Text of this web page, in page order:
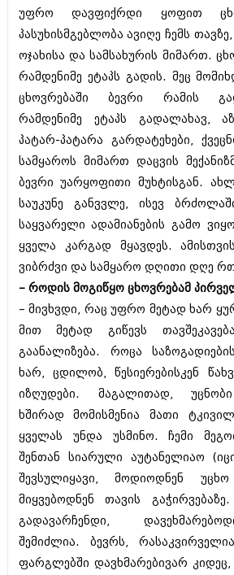
კრიმინალი
რომანი და დეტექტივი
სახალისო ამბები
შოუბიზნესი
დაიჯესტი
ქალი და მამაკაცი
ისტორია
სხვადასხვა
ანონსი
არქივი
აგვისტო 2018 (162)
ივლისი 2018 (223)
ივნისი 2018 (244)
მაისი 2018 (211)
აპრილი 2018 (194)
მარტი 2018 (256)
თებერვალი 2018 (208)
იანვარი 2018 (215)
დეკემბერი 2017 (243)
ოქტომბერი 2017 (231)
სექტემბერი 2017 (261)
აგვისტო 2017 (212)
ივლისი 2017 (233)
ივნისი 2017 (265)
მაისი 2017 (216)
შოუბიზნესი
დაიჯესტი
ქალი და მამაკაცი
ისტორია
სხვადასხვა
ანონსი
არქივი
ნოემბერი 2020 (103)
ოქტომბერი 2020 (209)
სექტემბერი 2020 (204)
აგვისტო 2020 (249)
ივლისი 2020 (204)
ივნისი 2020 (249)
არქივის ზომის ნახვა
უფრო დავფიქრდი ყოფით
პასუხისმგებლობა ავიღე ჩემს
ოჯახისა და სამსახურის მიმართ.
რამდენიმე ეტაპს გადის. მეც
ცხოვრებაში ბევრი რამის
რამდენიმე ეტაპს გადალახავ,
პატარ-პატარა გარდატეხები,
სამყაროს მიმართ დაცვის
ბევრი უარყოფითი მუხტისგან.
საუკუნე განვვლე, ისევ
საყვარელი ადამიანების გამო
ყველა კარგად მყავდეს.
ვიბრძვი და სამყარო დღითი დღე
– როდის მოგიწყო ცხოვრებამ
– მივხვდი, რაც უფრო მეტად ხარ
მით მეტად გიწევს
გაანალიზება. როცა
ხარ, ცდილობ, წესიერებისკენ
იზღუდები. მაგალითად, უცნობი
ხშირად მომისმენია მათი
ყველას უნდა უსმინო. ჩემი
შენთან სიარული აუტანელიაო
შევსულიყავი, მოდიოდნენ
მიყვებოდნენ თავის
გადავარჩენდი,
შემიძლია. ბევრს,
ფარგლებში დავხმარებივარ